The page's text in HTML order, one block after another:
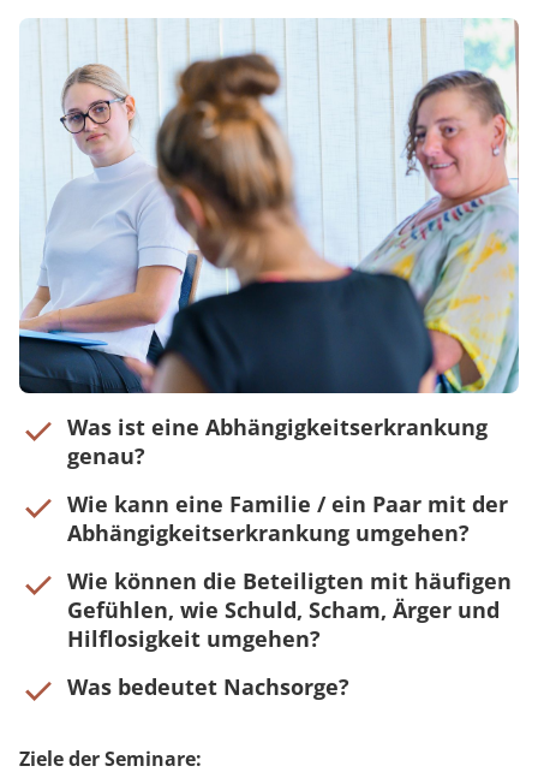
Was ist eine Abhängigkeitserkrankung
genau?
Wie kann eine Familie / ein Paar mit der
Abhängigkeitserkrankung umgehen?
Wie können die Beteiligten mit häufigen
Gefühlen, wie Schuld, Scham, Ärger und
Hilflosigkeit umgehen?
Was bedeutet Nachsorge?
Ziele der Seminare: